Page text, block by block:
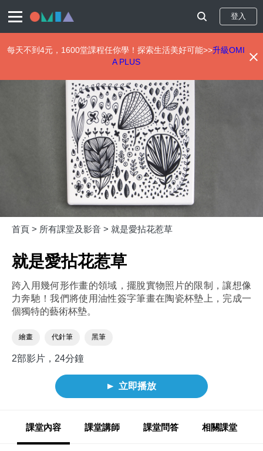
登入
每天不到4元，1600堂課程任你學！探索生活美好可能>>升級OMI
A PLUS
首頁 > 所有課堂及影音 > 就是愛拈花惹草
就是愛拈花惹草
跨入用幾何形作畫的領域，擺脫實物照片的限制，讓想像
力奔馳！我們將使用油性簽字筆畫在陶瓷杯墊上，完成一
個獨特的藝術杯墊。
繪畫 代針筆 黑筆
2部影片，24分鐘
立即播放
課堂內容 課堂講師 課堂問答 相關課堂